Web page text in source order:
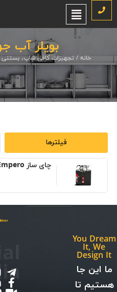
بویلر آب
خانه /تجهیزات کافی شاپ، بستنی
فیلترها
چای ساز Empero مدل EMP.DCY.250
You Dream
It, We
Design It
ما این جا
هستیم تا